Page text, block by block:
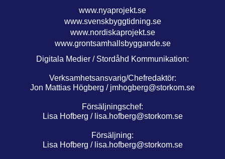
www.nyaprojekt.se
www.svenskbyggtidning.se
www.nordiskaprojekt.se
www.grontsamhallsbyggande.se
Digitala Medier / Stordåhd Kommunikation:
Verksamhetsansvarig/Chefredaktör:
Jon Mattias Högberg / jmhogberg@storkom.se
Försäljningschef:
Lisa Hofberg / lisa.hofberg@storkom.se
Försäljning:
Lisa Hofberg / lisa.hofberg@storkom.se